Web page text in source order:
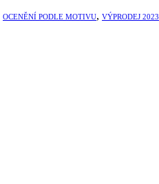
OCENĚNÍ PODLE MOTIVU, VÝPRODEJ 2023